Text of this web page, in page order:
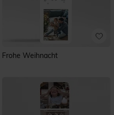
Frohe Weihnacht